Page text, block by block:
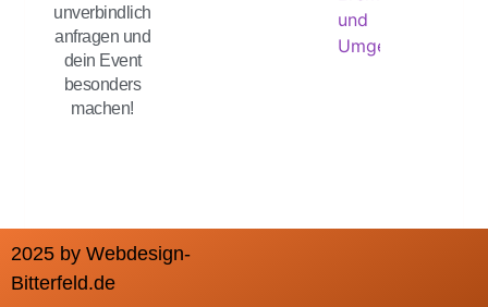
unverbindlich
anfragen und
dein Event
besonders
machen!
2025 by Webdesign-
Bitterfeld.de